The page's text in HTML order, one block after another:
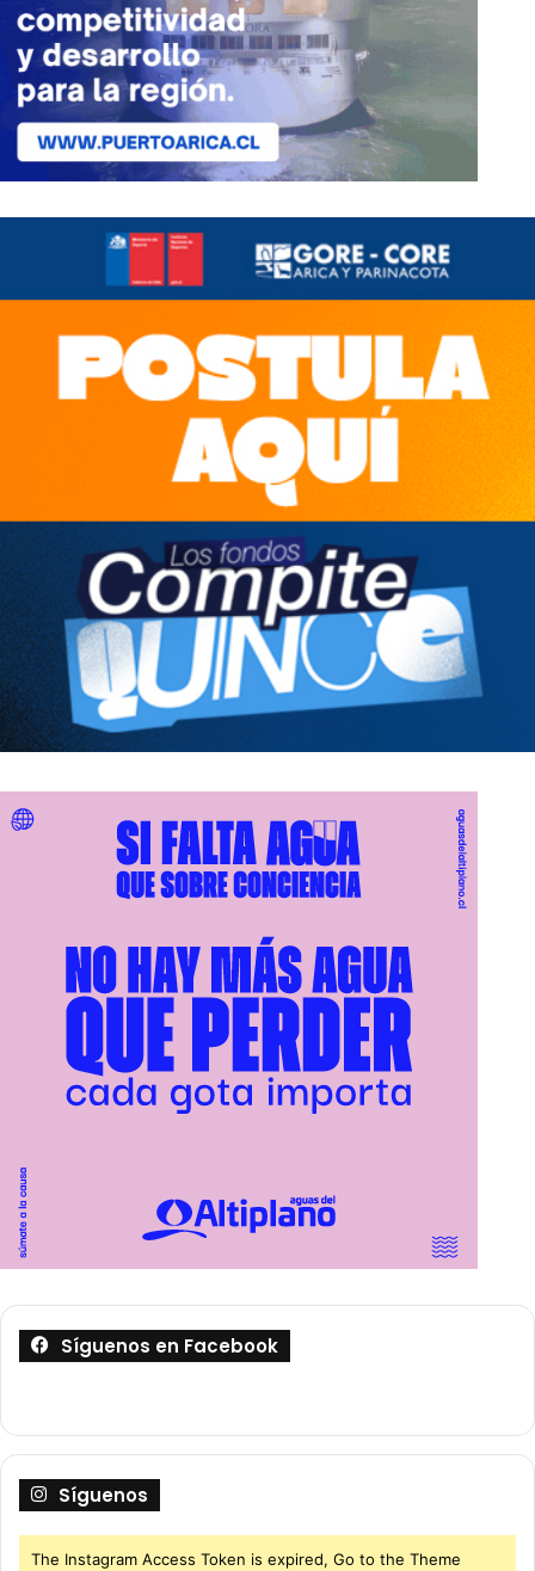
Síguenos en Facebook
Síguenos
The Instagram Access Token is expired, Go to the Theme